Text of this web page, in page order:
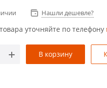
Нашли дешевле?
уточняйте по телефону
В корзину